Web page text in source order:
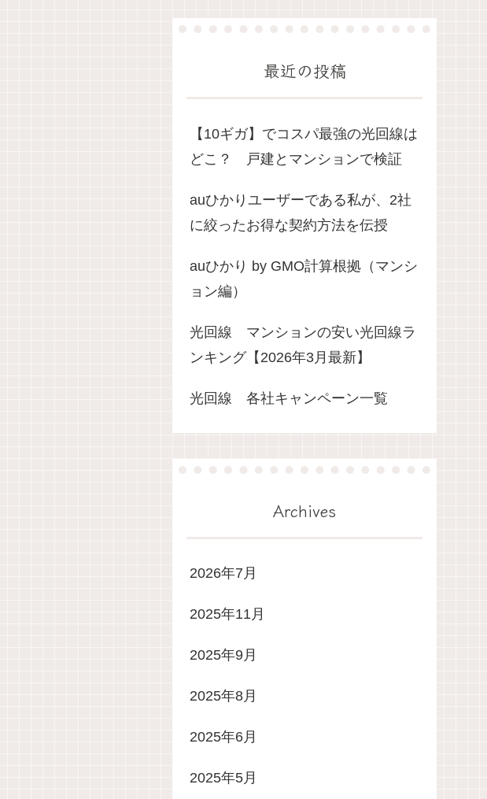
最近の投稿
【10ギガ】でコスパ最強の光回線は
どこ？ 戸建とマンションで検証
auひかりユーザーである私が、2社
に絞ったお得な契約方法を伝授
auひかり by GMO計算根拠（マンシ
ョン編）
光回線 マンションの安い光回線ラ
ンキング【2026年3月最新】
光回線 各社キャンペーン一覧
Archives
2026年7月
2025年11月
2025年9月
2025年8月
2025年6月
2025年5月